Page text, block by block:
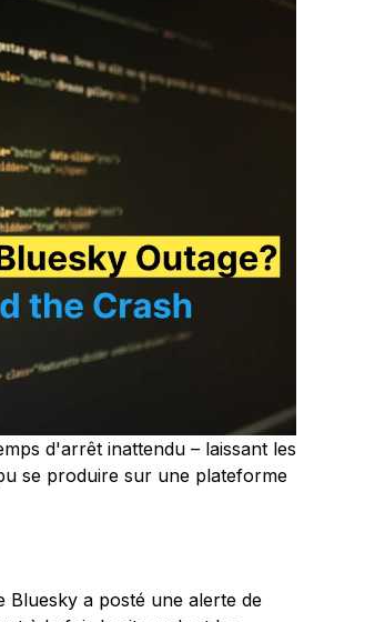
d'arrêt inattendu – laissant les
se produire sur une plateforme
Bluesky a posté une alerte de